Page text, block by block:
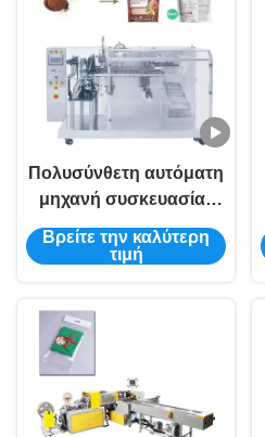
Πολυσύνθετη αυτόματη
μηχανή συσκευασίας
τσαντών Premade
μηχανών τοποθέτησης
Βρείτε την καλύτερη
τιμή